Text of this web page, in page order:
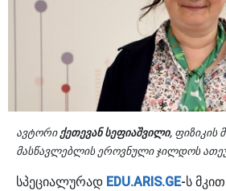
ავტორი ქეთევან სეფიაშვილი, ფიზიკის
მასწავლებლის ეროვნული ჯილდოს
სპეციალურად EDU.ARIS.GE-ს